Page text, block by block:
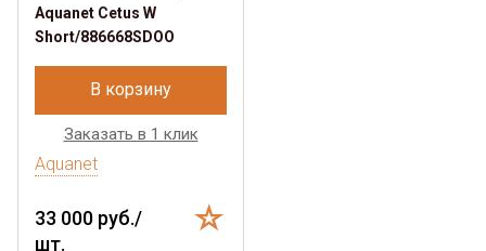
Aquanet Cetus W
Short/886668SDOO
В корзину
Заказать в 1 клик
Aquanet
33 000 руб./
шт.